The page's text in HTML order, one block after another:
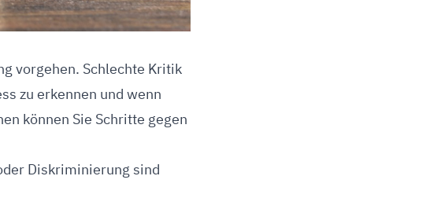
vorgehen. Schlechte Kritik
zu erkennen und wenn
können Sie Schritte gegen
Diskriminierung sind